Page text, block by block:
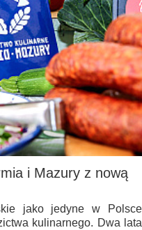
i Mazury z nową
jako jedyne w Polsce
kulinarnego. Dwa lata